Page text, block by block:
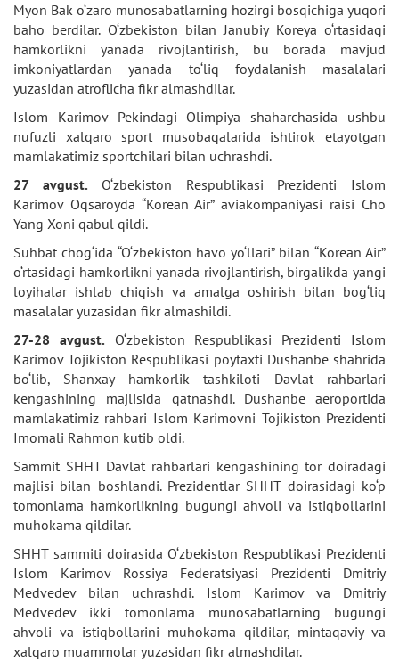
Myon Bak o‘zaro munosabatlarning hozirgi bosqichiga yuqori
baho berdilar. O‘zbekiston bilan Janubiy Koreya o‘rtasidagi
hamkorlikni yanada rivojlantirish, bu borada mavjud
imkoniyatlardan yanada to‘liq foydalanish masalalari
yuzasidan atroflicha fikr almashdilar.
Islom Karimov Pekindagi Olimpiya shaharchasida ushbu
nufuzli xalqaro sport musobaqalarida ishtirok etayotgan
mamlakatimiz sportchilari bilan uchrashdi.
27 avgust. O‘zbekiston Respublikasi Prezidenti Islom
Karimov Oqsaroyda “Korean Air” aviakompaniyasi raisi Cho
Yang Xoni qabul qildi.
Suhbat chog‘ida “O‘zbekiston havo yo‘llari” bilan “Korean Air”
o‘rtasidagi hamkorlikni yanada rivojlantirish, birgalikda yangi
loyihalar ishlab chiqish va amalga oshirish bilan bog‘liq
masalalar yuzasidan fikr almashildi.
27-28 avgust. O‘zbekiston Respublikasi Prezidenti Islom
Karimov Tojikiston Respublikasi poytaxti Dushanbe shahrida
bo‘lib, Shanxay hamkorlik tashkiloti Davlat rahbarlari
kengashining majlisida qatnashdi. Dushanbe aeroportida
mamlakatimiz rahbari Islom Karimovni Tojikiston Prezidenti
Imomali Rahmon kutib oldi.
Sammit SHHT Davlat rahbarlari kengashining tor doiradagi
majlisi bilan boshlandi. Prezidentlar SHHT doirasidagi ko‘p
tomonlama hamkorlikning bugungi ahvoli va istiqbollarini
muhokama qildilar.
SHHT sammiti doirasida O‘zbekiston Respublikasi Prezidenti
Islom Karimov Rossiya Federatsiyasi Prezidenti Dmitriy
Medvedev bilan uchrashdi. Islom Karimov va Dmitriy
Medvedev ikki tomonlama munosabatlarning bugungi
ahvoli va istiqbollarini muhokama qildilar, mintaqaviy va
xalqaro muammolar yuzasidan fikr almashdilar.